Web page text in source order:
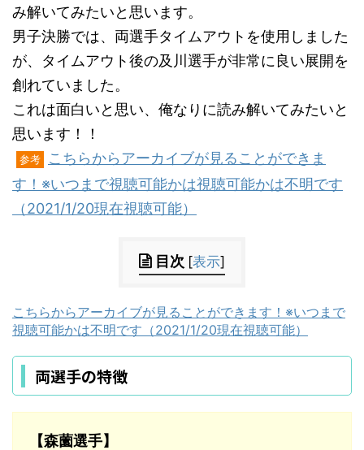
み解いてみたいと思います。
男子決勝では、両選手タイムアウトを使用しました
が、タイムアウト後の及川選手が非常に良い展開を
創れていました。
これは面白いと思い、俺なりに読み解いてみたいと
思います！！
参考
こちらからアーカイブが見ることができま
す！※いつまで視聴可能かは視聴可能かは不明です
（2021/1/20現在視聴可能）
目次 [表示]
こちらからアーカイブが見ることができます！※いつまで
視聴可能かは不明です（2021/1/20現在視聴可能）
両選手の特徴
【森薗選手】